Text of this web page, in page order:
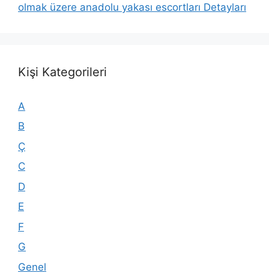
olmak üzere anadolu yakası escortları Detayları
Kişi Kategorileri
A
B
Ç
C
D
E
F
G
Genel